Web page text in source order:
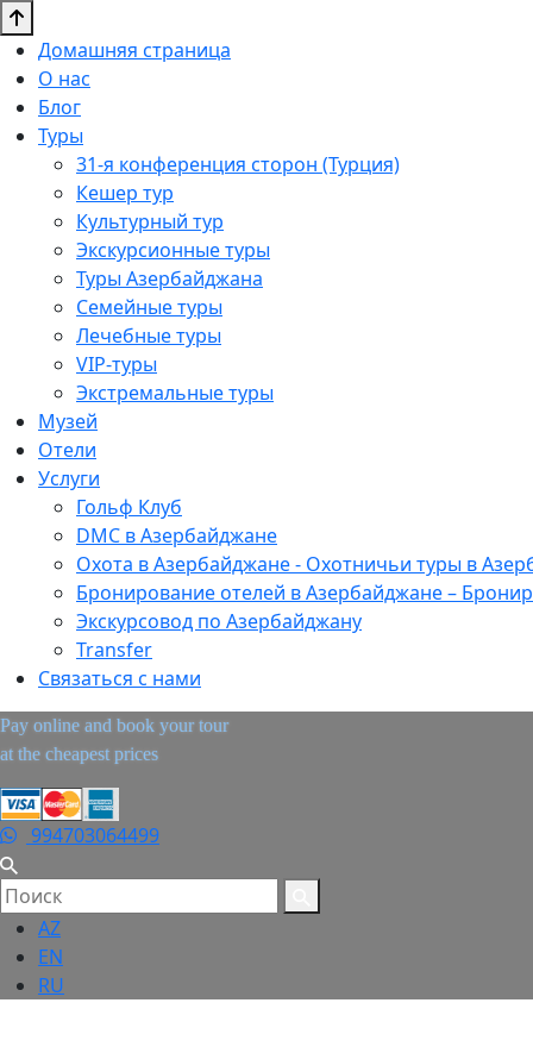
Домашняя страница
О нас
Блог
Туры
31-я конференция сторон (Турция)
Кешер тур
Культурный тур
Экскурсионные туры
Туры Азербайджана
Семейные туры
Лечебные туры
VIP-туры
Экстремальные туры
Музей
Отели
Услуги
Гольф Клуб
DMC в Азербайджане
Охота в Азербайджане - Охотничьи туры в
Бронирование отелей в Азербайджане –
Экскурсовод по Азербайджану
Transfer
Связаться с нами
Pay online and book your tour
at the cheapest prices
994703064499
AZ
EN
RU